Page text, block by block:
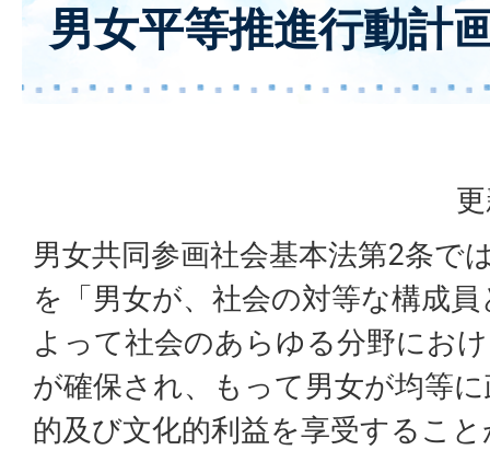
男女平等推進行動計
男女共同参画社会基本法第2条で
を「男女が、社会の対等な構成
よって社会のあらゆる分野にお
が確保され、もって男女が均等
的及び文化的利益を享受するこ